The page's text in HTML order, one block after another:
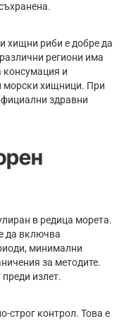
хищни риби е добре да
региони има
консумация и
морски хищници. При
здравни
в редица морета.
да включва
минимални
за методите.
излет.
строг контрол. Това е